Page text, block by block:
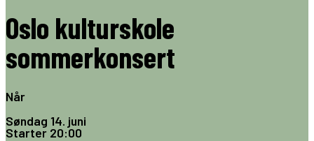
Oslo kulturskole
sommerkonsert
Når
Søndag 14. juni
Starter 20:00